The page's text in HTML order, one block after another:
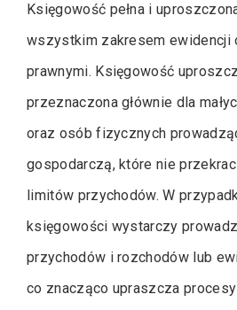
Księgowość pełna i
wszystkim zakresem ewidencji
prawnymi. Księgowość
przeznaczona głównie dla
oraz osób fizycznych
gospodarczą, które nie
limitów przychodów. W
księgowości wystarczy
przychodów i rozchodów lub
co znacząco upraszcza